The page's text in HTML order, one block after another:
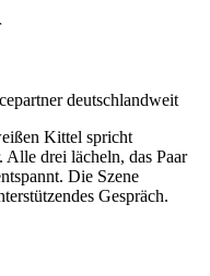
deutschlandweit